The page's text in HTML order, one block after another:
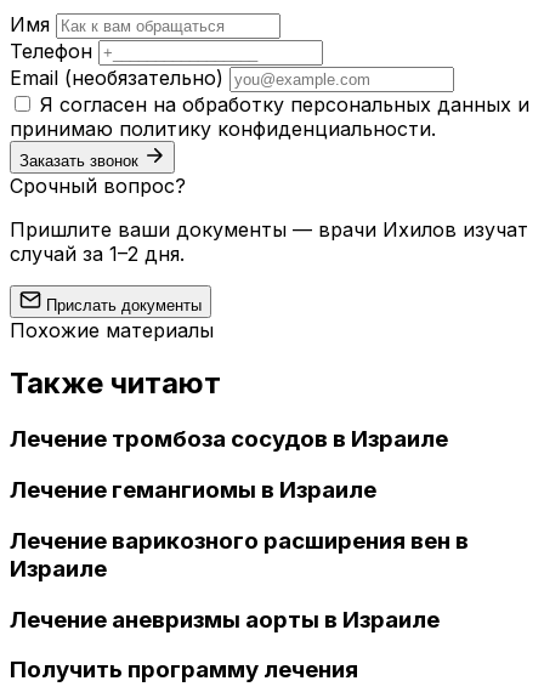
Имя
Телефон
Email (необязательно)
Я согласен на обработку персональных данных и
принимаю политику конфиденциальности.
Заказать звонок
Срочный вопрос?
Пришлите ваши документы — врачи Ихилов изучат
случай за 1–2 дня.
Прислать документы
Похожие материалы
Также читают
Лечение тромбоза сосудов в Израиле
Лечение гемангиомы в Израиле
Лечение варикозного расширения вен в
Израиле
Лечение аневризмы аорты в Израиле
Получить программу лечения